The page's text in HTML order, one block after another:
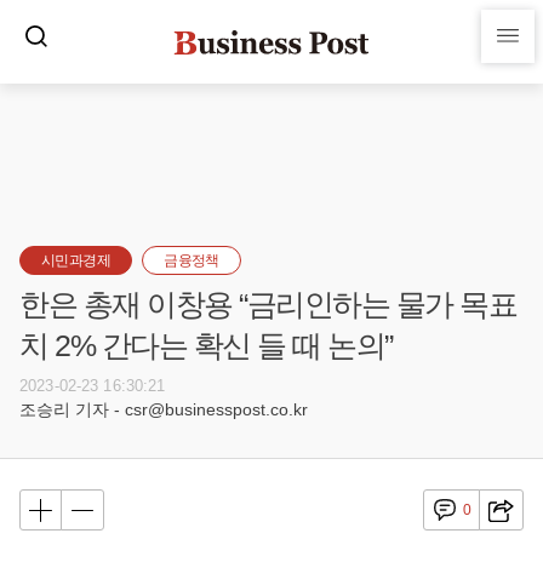
시민과경제 금융정책
한은 총재 이창용 “금리인하는 물가 목표
치 2% 간다는 확신 들 때 논의”
2023-02-23 16:30:21
조승리 기자 - csr@businesspost.co.kr
0